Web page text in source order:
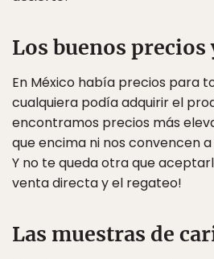
Los buenos precios
En México había precios para
cualquiera podía adquirir el
encontramos precios más
que encima ni nos convencen
Y no te queda otra que
venta directa y el regateo!
Las muestras de